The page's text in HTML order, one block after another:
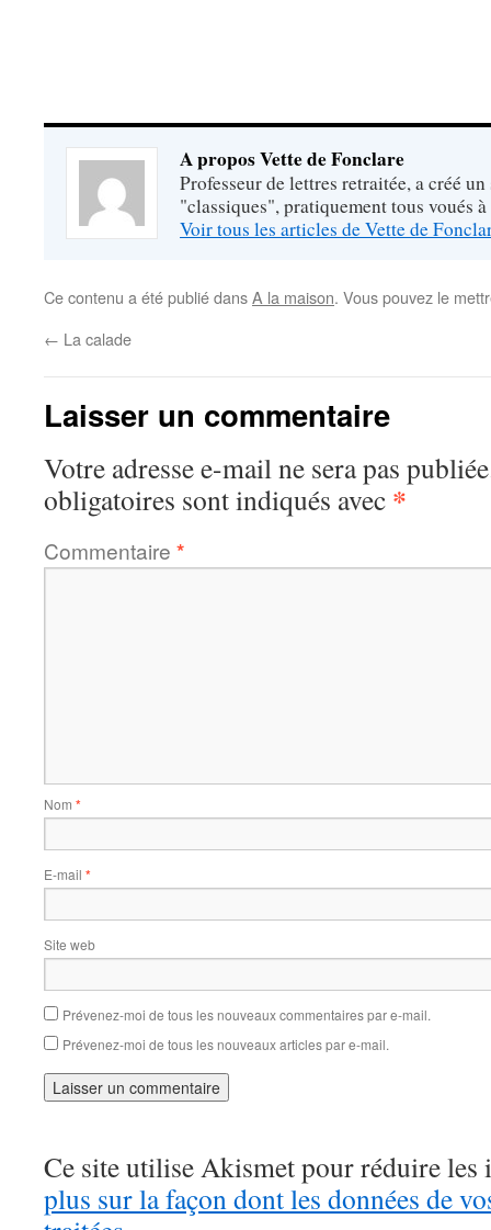
A propos Vette de Fonclare
Professeur de lettres retraitée, a créé
"classiques", pratiquement tous voués
Voir tous les articles de Vette de
Ce contenu a été publié dansA la maison. Vous pouvez le
← La calade
Laisser un commentaire
Votre adresse e-mail ne sera pas
obligatoires sont indiqués avec *
Commentaire *
Nom *
E-mail *
Site web
Prévenez-moi de tous les nouveaux commentaires par e-mail.
Prévenez-moi de tous les nouveaux articles par e-mail.
Ce site utilise Akismet pour réduire les
plus sur la façon dont les données de